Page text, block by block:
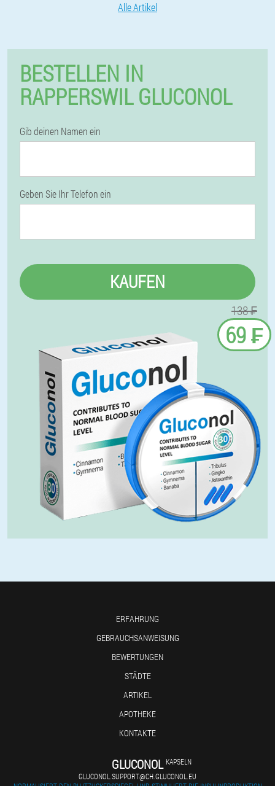
Alle Artikel
BESTELLEN IN
RAPPERSWIL GLUCONOL
Gib deinen Namen ein
Geben Sie Ihr Telefon ein
KAUFEN
138 ₣
69 ₣
ERFAHRUNG
GEBRAUCHSANWEISUNG
BEWERTUNGEN
STÄDTE
ARTIKEL
APOTHEKE
KONTAKTE
GLUCONOL KAPSELN
GLUCONOL.SUPPORT@CH.GLUCONOL.EU